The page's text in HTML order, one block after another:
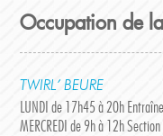
Occupation de
TWIRL’ BEURE
LUNDI de 17h45 à 20h
MERCREDI de 9h à 12h